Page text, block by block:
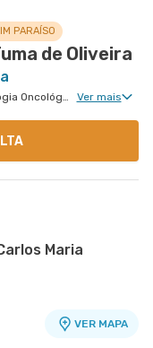
PARAÍSO
de Oliveira
Dermatologia Clinica, Clínica Geral, Dermatologia Oncológica, Dermatologiatratamento de Urticária Crônica, Dermatologia Tricologia, Dermatologia Tratamento de Dermatite Atópica Ver mais
Maria
VER MAPA